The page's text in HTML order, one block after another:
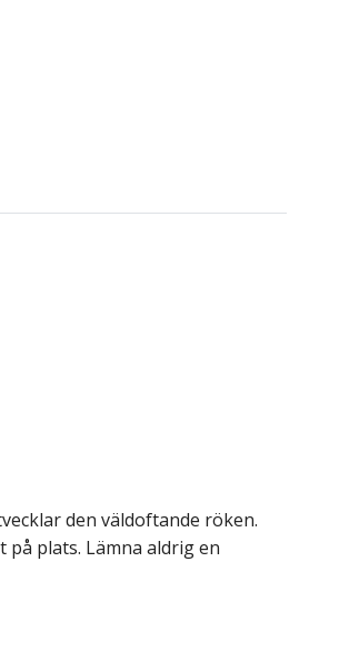
den väldoftande röken.
på plats. Lämna aldrig en